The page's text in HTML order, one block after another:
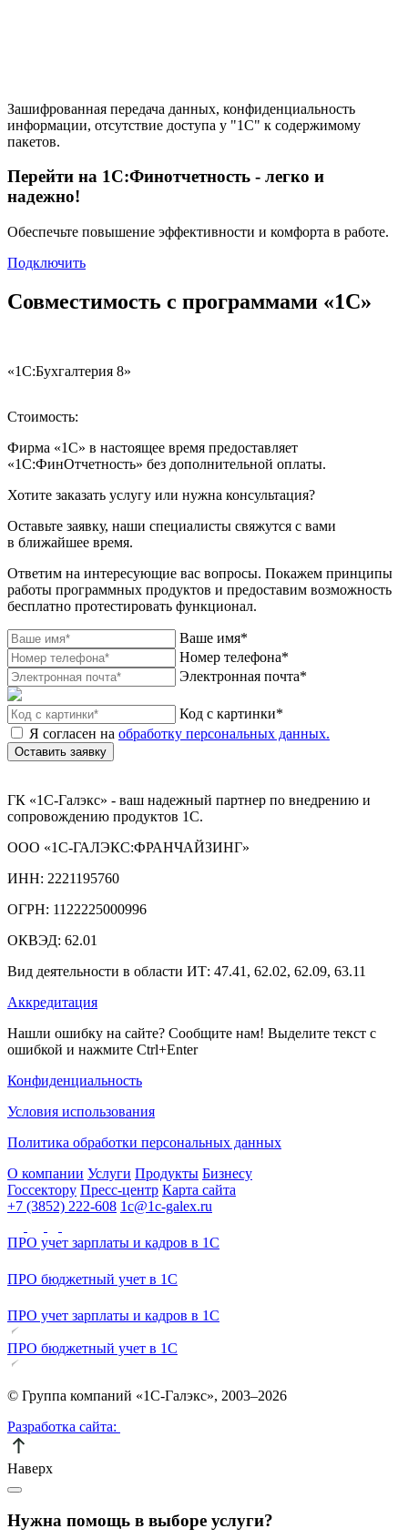
Зашифрованная передача данных, конфиденциальность
информации, отсутствие доступа у "1С" к содержимому
пакетов.
Перейти на 1С:Финотчетность - легко и
надежно!
Обеспечьте повышение эффективности и комфорта в работе.
Подключить
Совместимость с программами «1С»
«1С:Бухгалтерия 8»
Стоимость:
Фирма «1С» в настоящее время предоставляет
«1С:ФинОтчетность» без дополнительной оплаты.
Хотите заказать услугу или нужна консультация?
Оставьте заявку, наши специалисты свяжутся с вами
в ближайшее время.
Ответим на интересующие вас вопросы. Покажем принципы
работы программных продуктов и предоставим возможность
бесплатно протестировать функционал.
Ваше имя*
Номер телефона*
Электронная почта*
Код с картинки*
Я согласен на обработку персональных данных.
Оставить заявку
ГК «1С-Галэкс» - ваш надежный партнер по внедрению и
сопровождению продуктов 1С.
ООО «1С-ГАЛЭКС:ФРАНЧАЙЗИНГ»
ИНН: 2221195760
ОГРН: 1122225000996
ОКВЭД: 62.01
Вид деятельности в области ИТ: 47.41, 62.02, 62.09, 63.11
Аккредитация
Нашли ошибку на сайте? Сообщите нам! Выделите текст с
ошибкой и нажмите Ctrl+Enter
Конфиденциальность
Условия использования
Политика обработки персональных данных
О компании Услуги Продукты Бизнесу
Госсектору Пресс-центр Карта сайта
+7 (3852) 222-608 1c@1c-galex.ru
ПРО учет зарплаты и кадров в 1С
ПРО бюджетный учет в 1С
ПРО учет зарплаты и кадров в 1С
ПРО бюджетный учет в 1С
© Группа компаний «1С-Галэкс», 2003–2026
Разработка сайта:
Наверх
Нужна помощь в выборе услуги?